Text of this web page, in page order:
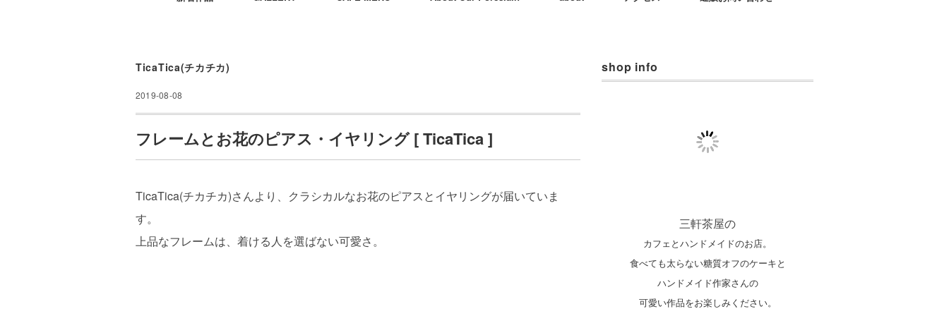
TicaTica(チカチカ)
2019-08-08
フレームとお花のピアス・イヤリング [ TicaTica ]
TicaTica(チカチカ)さんより、クラシカルなお花のピアスとイヤリングが届いていま
す。
上品なフレームは、着ける人を選ばない可愛さ。
shop info
三軒茶屋の
カフェとハンドメイドのお店。
食べても太らない糖質オフのケーキと
ハンドメイド作家さんの
可愛い作品をお楽しみください。